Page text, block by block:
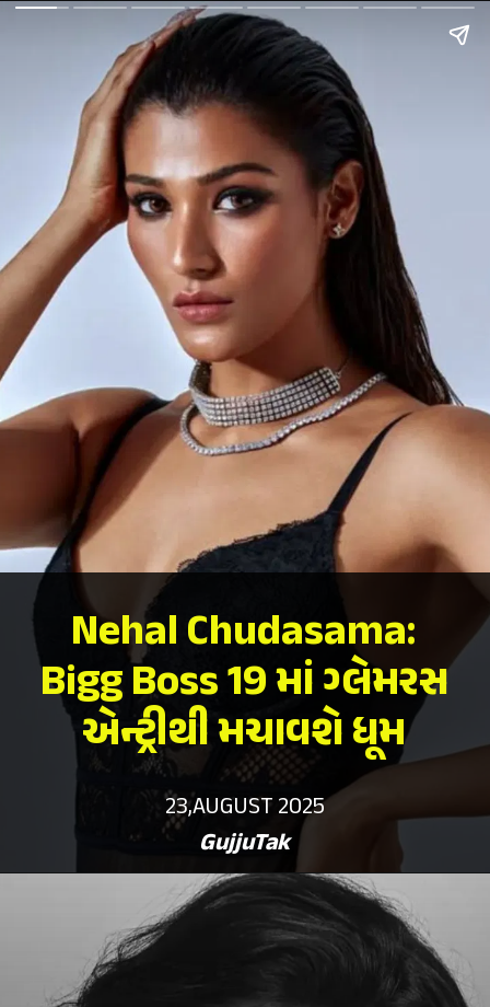
GujjuTak
23,AUGUST 2025
Nehal Chudasama:
Bigg Boss 19માં ગ્લેમરસ
એન્ટ્રીથી મચાવશે ધૂમ